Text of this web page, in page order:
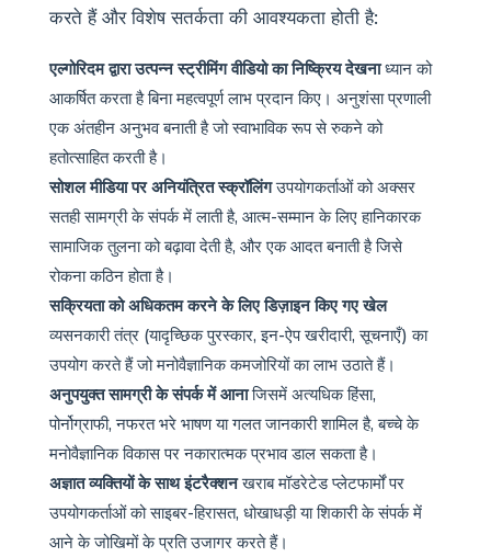
करते हैं और विशेष सतर्कता की आवश्यकता होती है:
एल्गोरिदम द्वारा उत्पन्न स्ट्रीमिंग वीडियो का निष्क्रिय देखनाध्यान को
आकर्षित करता है बिना महत्वपूर्ण लाभ प्रदान किए। अनुशंसा प्रणाली
एक अंतहीन अनुभव बनाती है जो स्वाभाविक रूप से रुकने को
हतोत्साहित करती है।
सोशल मीडिया पर अनियंत्रित स्क्रॉलिंगउपयोगकर्ताओं को अक्सर
सतही सामग्री के संपर्क में लाती है, आत्म-सम्मान के लिए हानिकारक
सामाजिक तुलना को बढ़ावा देती है, और एक आदत बनाती है जिसे
रोकना कठिन होता है।
सक्रियता को अधिकतम करने के लिए डिज़ाइन किए गए खेल
व्यसनकारी तंत्र (यादृच्छिक पुरस्कार, इन-ऐप खरीदारी, सूचनाएँ) का
उपयोग करते हैं जो मनोवैज्ञानिक कमजोरियों का लाभ उठाते हैं।
अनुपयुक्त सामग्री के संपर्क में आनाजिसमें अत्यधिक हिंसा,
पोर्नोग्राफी, नफरत भरे भाषण या गलत जानकारी शामिल है, बच्चे के
मनोवैज्ञानिक विकास पर नकारात्मक प्रभाव डाल सकता है।
अज्ञात व्यक्तियों के साथ इंटरैक्शनखराब मॉडरेटेड प्लेटफार्मों पर
उपयोगकर्ताओं को साइबर-हिरासत, धोखाधड़ी या शिकारी के संपर्क में
आने के जोखिमों के प्रति उजागर करते हैं।